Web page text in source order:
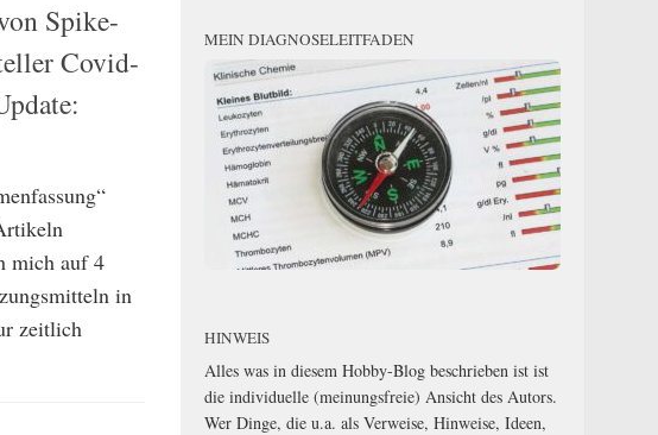
Spike-
Covid-
mich auf 4
in
zeitlich
MEIN DIAGNOSELEITFADEN
HINWEIS
Alles was in diesem Hobby-Blog beschrieben ist ist
die individuelle (meinungsfreie) Ansicht des Autors.
Wer Dinge, die u.a. als Verweise, Hinweise, Ideen,